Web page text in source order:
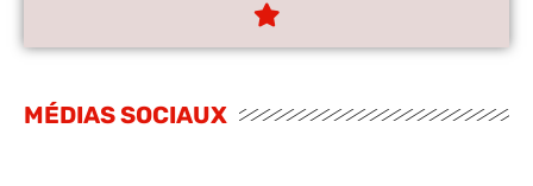
MÉDIAS SOCIAUX